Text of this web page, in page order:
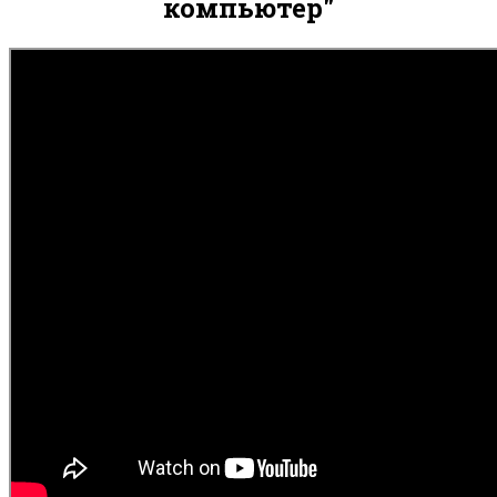
компьютер"